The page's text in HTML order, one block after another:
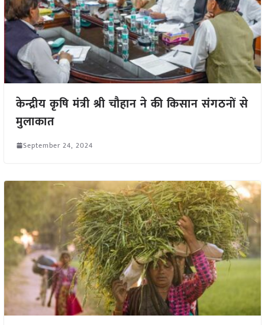
केन्द्रीय कृषि मंत्री श्री चौहान ने की किसान संगठनों से
मुलाकात
September 24, 2024